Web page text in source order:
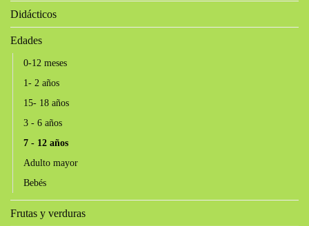
Didácticos
Edades
0-12 meses
1- 2 años
15- 18 años
3 - 6 años
7 - 12 años
Adulto mayor
Bebés
Frutas y verduras